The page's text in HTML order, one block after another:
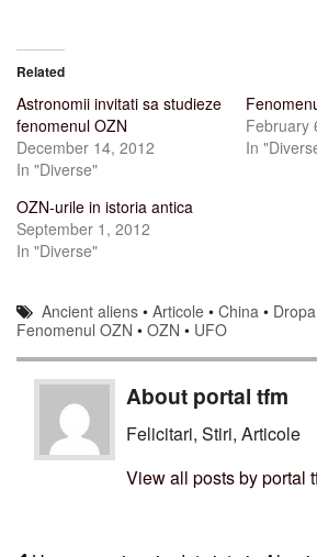
Related
Astronomii invitati sa studieze
fenomenul OZN
December 14, 2012
In "Diverse"
February
In
OZN-urile in istoria antica
September 1, 2012
In "Diverse"
Ancient aliens •Articole •China • Dropa
Fenomenul OZN • OZN • UFO
About portal tfm
Felicitari, Stiri, Articole
View all posts by portal